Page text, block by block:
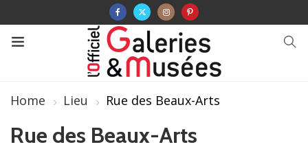
Home Lieu Rue des Beaux-Arts
Rue des Beaux-Arts